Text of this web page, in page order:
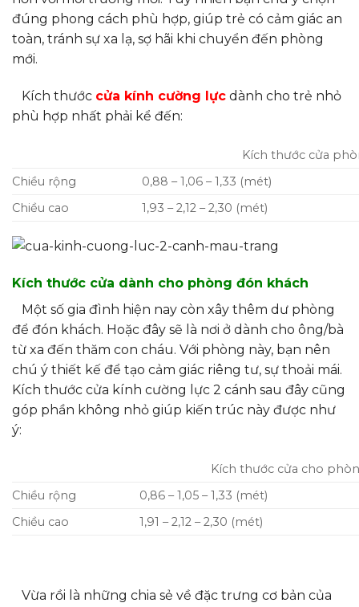
đúng phong cách phù hợp, giúp trẻ có cảm giác an
toàn, tránh sự xa lạ, sợ hãi khi chuyển đến phòng
mới.
Kích thước cửa kính cường lực dành cho trẻ nhỏ
phù hợp nhất phải kể đến:
Kích thước cửa
Chiều rộng
0,88 – 1,06 – 1,33 (mét)
Chiều cao
1,93 – 2,12 – 2,30 (mét)
Kích thước cửa dành cho phòng đón khách
Một số gia đình hiện nay còn xây thêm dư phòng
để đón khách. Hoặc đây sẽ là nơi ở dành cho ông/bà
từ xa đến thăm con cháu. Với phòng này, bạn nên
chú ý thiết kế để tạo cảm giác riêng tư, sự thoải mái.
Kích thước cửa kính cường lực 2 cánh sau đây cũng
góp phần không nhỏ giúp kiến trúc này được như
ý:
Kích thước cửa cho
Chiều rộng
0,86 – 1,05 – 1,33 (mét)
Chiều cao
1,91 – 2,12 – 2,30 (mét)
Vừa rồi là những chia sẻ về đặc trưng cơ bản của